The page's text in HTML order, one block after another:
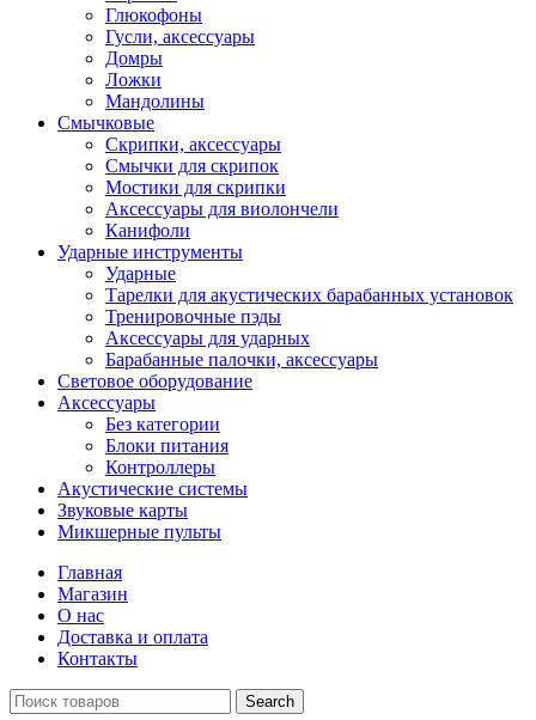
Глюкофоны
Гусли, аксессуары
Домры
Ложки
Мандолины
Смычковые
Скрипки, аксессуары
Смычки для скрипок
Мостики для скрипки
Аксессуары для виолончели
Канифоли
Ударные инструменты
Ударные
Тарелки для акустических барабанных установок
Тренировочные пэды
Аксессуары для ударных
Барабанные палочки, аксессуары
Световое оборудование
Аксессуары
Без категории
Блоки питания
Контроллеры
Акустические системы
Звуковые карты
Микшерные пульты
Главная
Магазин
О нас
Доставка и оплата
Контакты
Search